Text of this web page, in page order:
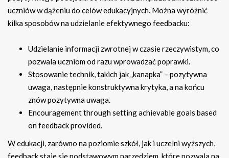
uczniów w dążeniu do celów edukacyjnych. Można wyróżnić
kilka sposobów na udzielanie efektywnego feedbacku:
Udzielanie informacji zwrotnej w czasie rzeczywistym, co
pozwala uczniom od razu wprowadzać poprawki.
Stosowanie technik, takich jak „kanapka” – pozytywna
uwaga, następnie konstruktywna krytyka, a na końcu
znów pozytywna uwaga.
Encouragement through setting achievable goals based
on feedback provided.
W edukacji, zarówno na poziomie szkół, jak i uczelni wyższych,
feedback staje się podstawowym narzędziem, które pozwala na